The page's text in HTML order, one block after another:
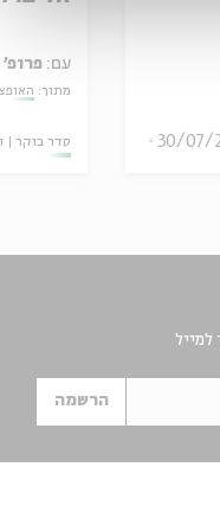
30/07/
עם: פרופ'
מתוך:
סדר בוקר
למייל
הרשמה